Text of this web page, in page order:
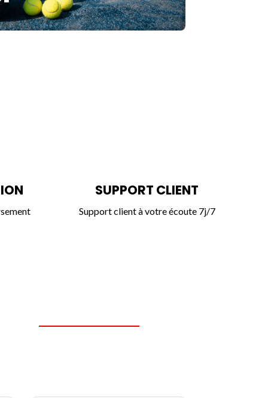
SUPPORT CLIENT
Support client à votre écoute 7j/7